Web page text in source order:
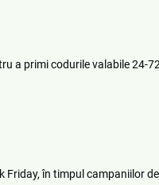
a primi codurile valabile 24-
Friday, în timpul campaniilor